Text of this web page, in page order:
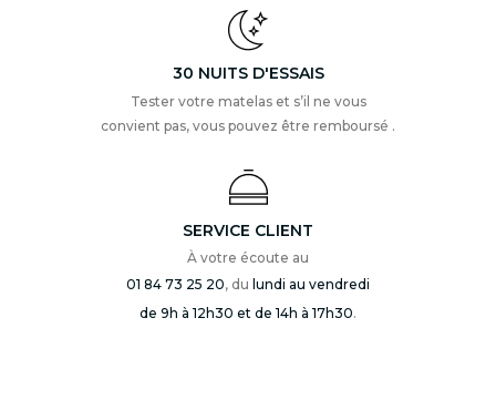
30 NUITS D'ESSAIS
Tester votre matelas et s’il ne vous
convient pas, vous pouvez être remboursé .
SERVICE CLIENT
À votre écoute au
01 84 73 25 20, du lundi au vendredi
de 9h à 12h30 et de 14h à 17h30.